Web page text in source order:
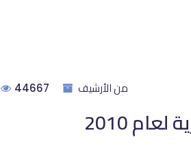
44667 من الأرشيف
2010